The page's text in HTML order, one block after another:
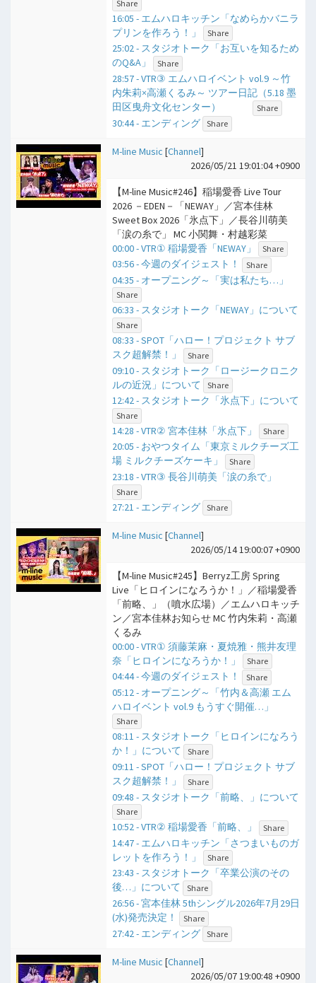
Share
16:05 - エムハロキッチン「なめらかバニラ
プリンを作ろう！」
Share
25:02 - スタジオトーク「お互いを知るため
のQ&A」
Share
28:57 - VTR③ エムハロイベント vol.9 ～竹
内朱莉×高瀬くるみ～ ツアー日記（5.18 墨
田区曳舟文化センター）
Share
30:44 - エンディング Share
M-line Music [Channel]
2026/05/21 19:01:04 +0900
【M-line Music#246】稲場愛香 Live Tour
2026 －EDEN－「NEWAY」／宮本佳林
Sweet Box 2026「氷点下」／長谷川萌美
「涙の糸で」 MC 小関舞・村越彩菜
00:00 - VTR① 稲場愛香「NEWAY」
Share
03:56 - 今週のダイジェスト！ Share
04:35 - オープニング～「実は私たち…」
Share
06:33 - スタジオトーク「NEWAY」について
Share
08:33 - SPOT「ハロー！プロジェクト サブ
スク超解禁！」
Share
09:10 - スタジオトーク「ロージークロニク
ルの近況」について
Share
12:42 - スタジオトーク「氷点下」について
Share
14:28 - VTR② 宮本佳林「氷点下」 Share
20:05 - おやつタイム「東京ミルクチーズ工
場 ミルクチーズケーキ」
Share
23:18 - VTR③ 長谷川萌美「涙の糸で」
Share
27:21 - エンディング Share
M-line Music [Channel]
2026/05/14 19:00:07 +0900
【M-line Music#245】Berryz工房 Spring
Live「ヒロインになろうか！」／稲場愛香
「前略、」（噴水広場）／エムハロキッチ
ン／宮本佳林お知らせ MC 竹内朱莉・高瀬
くるみ
00:00 - VTR① 須藤茉麻・夏焼雅・熊井友理
奈「ヒロインになろうか！」
Share
04:44 - 今週のダイジェスト！ Share
05:12 - オープニング～「竹内＆高瀬 エム
ハロイベント vol.9 もうすぐ開催…」
Share
08:11 - スタジオトーク「ヒロインになろう
か！」について
Share
09:11 - SPOT「ハロー！プロジェクト サブ
スク超解禁！」
Share
09:48 - スタジオトーク「前略、」について
Share
10:52 - VTR② 稲場愛香「前略、」 Share
14:47 - エムハロキッチン「さつまいものガ
レットを作ろう！」
Share
23:43 - スタジオトーク「卒業公演のその
後…」について
Share
26:56 - 宮本佳林 5thシングル2026年7月29日
(水)発売決定！
Share
27:42 - エンディング Share
M-line Music [Channel]
2026/05/07 19:00:48 +0900